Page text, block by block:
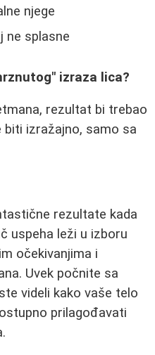
njege
ne splasne
izraza lica?
rezultat bi trebao
biti izražajno, samo sa
rezultate kada
uspeha leži u izboru
očekivanjima i
Uvek počnite sa
videli kako vaše telo
prilagođavati